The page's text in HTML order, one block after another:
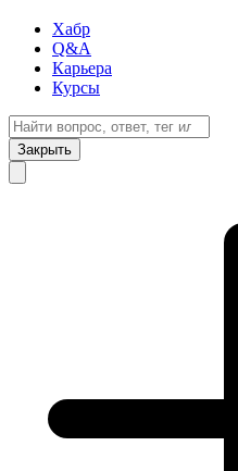
Хабр
Q&A
Карьера
Курсы
Закрыть